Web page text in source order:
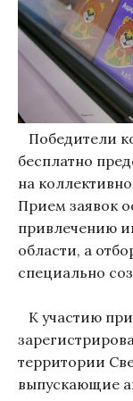
Победители
бесплатно
на
Прием заявок
привлечению
области, а
специально
К участию
территории
выпускающие